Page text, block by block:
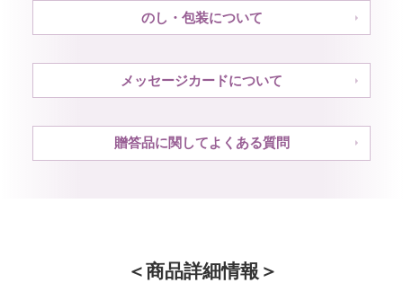
のし・包装について
メッセージカードについて
贈答品に関してよくある質問
商品詳細情報